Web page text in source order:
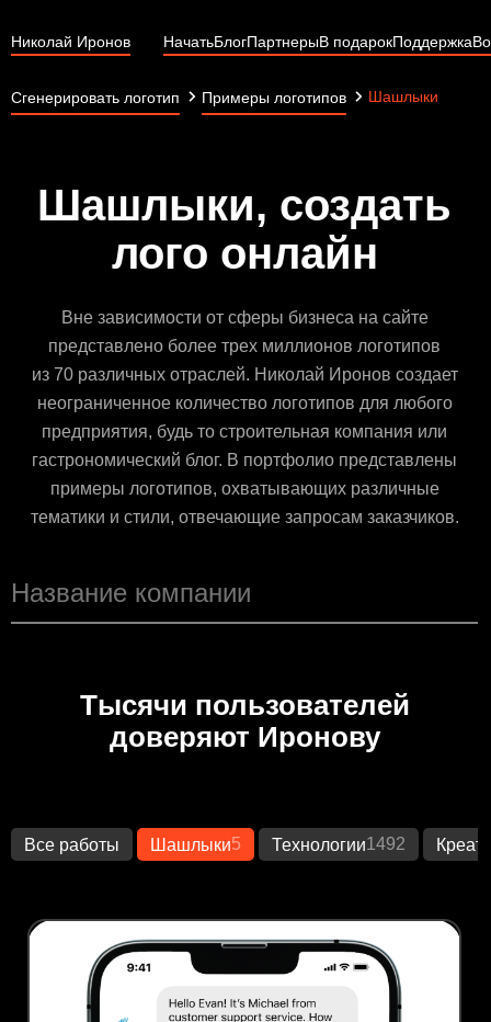
Николай Иронов НачатьБлогПартнерыВ подарокПоддержка
Сгенерировать логотип Примеры логотипов Шашлыки
Шашлыки, создать
лого онлайн
Вне зависимости от сферы бизнеса на сайте
представлено более трех миллионов логотипов
из 70 различных отраслей. Николай Иронов создает
неограниченное количество логотипов для любого
предприятия, будь то строительная компания или
гастрономический блог. В портфолио представлены
примеры логотипов, охватывающих различные
тематики и стили, отвечающие запросам заказчиков.
Тысячи пользователей
доверяют Иронову
Все работы Шашлыки5 Технологии1492